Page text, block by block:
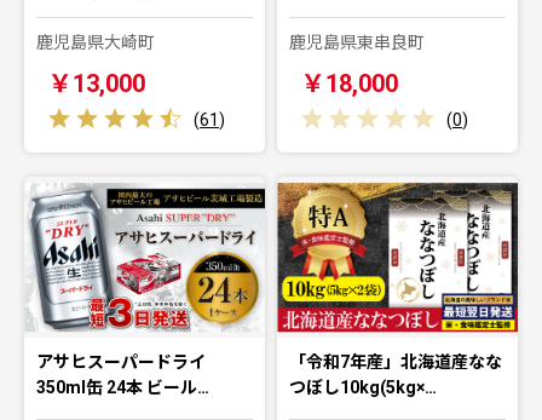
鹿児島県大崎町
￥13,000
(61)
鹿児島県東串良町
￥18,000
(0)
アサヒスーパードライ
350ml缶 24本 ビール…
「令和7年産」北海道産なな
つぼし10kg(5kg×…